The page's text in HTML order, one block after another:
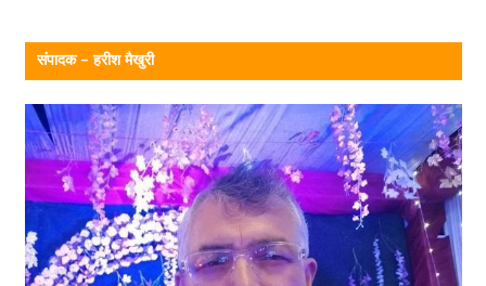
संपादक – हरीश मैखुरी